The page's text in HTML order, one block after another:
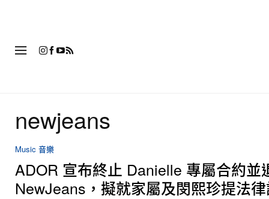
newjeans
Music 音樂
ADOR 宣布終止 Danielle 專屬合約並
NewJeans，擬就家屬及閔熙珍提法